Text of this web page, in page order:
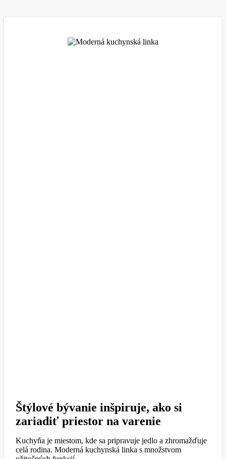
Štýlové bývanie inšpiruje, ako si
zariadiť priestor na varenie
Kuchyňa je miestom, kde sa pripravuje jedlo a zhromažďuje
celá rodina. Moderná kuchynská linka s množstvom